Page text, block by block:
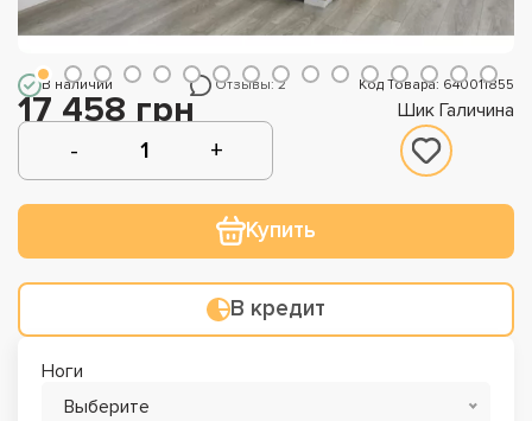
В наличии Отзывы: 2 Код Товара: 640011855
17 458 грн Шик Галичина
Купить
В кредит
Ноги
Выберите